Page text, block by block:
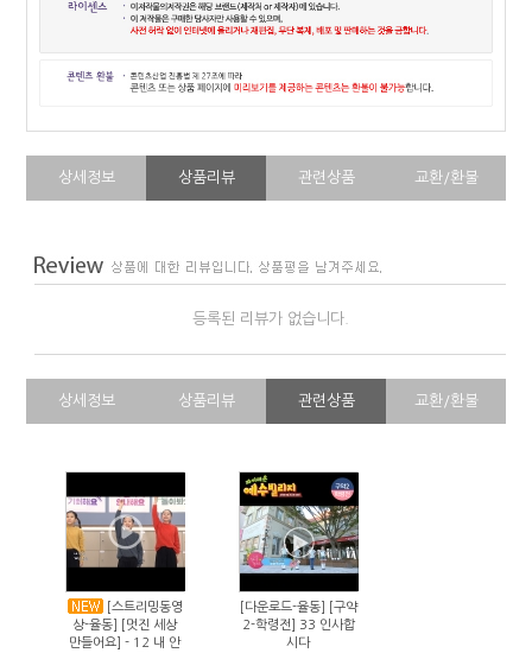
상세정보 상품리뷰 관련상품 교환/환불
등록된 리뷰가 없습니다.
상세정보 상품리뷰 관련상품 교환/환불
[스트리밍동영
상-율동] [멋진 세상
만들어요] - 12 내 안
[다운로드-율동] [구약
2-학령전] 33 인사합
시다